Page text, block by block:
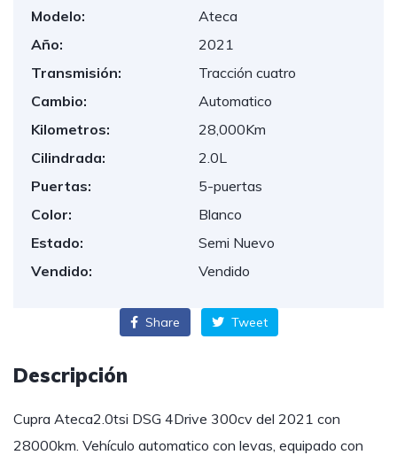
Modelo:
Ateca
Año:
2021
Transmisión:
Tracción cuatro
Cambio:
Automatico
Kilometros:
28,000Km
Cilindrada:
2.0L
Puertas:
5-puertas
Color:
Blanco
Estado:
Semi Nuevo
Vendido:
Vendido
Share Tweet
Descripción
Cupra Ateca2.0tsi DSG 4Drive 300cv del 2021 con
28000km. Vehículo automatico con levas, equipado con